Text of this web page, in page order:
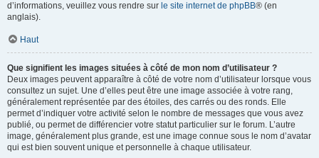
d’informations, veuillez vous rendre sur le site internet de phpBB® (en
anglais).
Haut
Que signifient les images situées à côté de mon nom d’utilisateur ?
Deux images peuvent apparaître à côté de votre nom d’utilisateur lorsque vous
consultez un sujet. Une d’elles peut être une image associée à votre rang,
généralement représentée par des étoiles, des carrés ou des ronds. Elle
permet d’indiquer votre activité selon le nombre de messages que vous avez
publié, ou permet de différencier votre statut particulier sur le forum. L’autre
image, généralement plus grande, est une image connue sous le nom d’avatar
qui est bien souvent unique et personnelle à chaque utilisateur.